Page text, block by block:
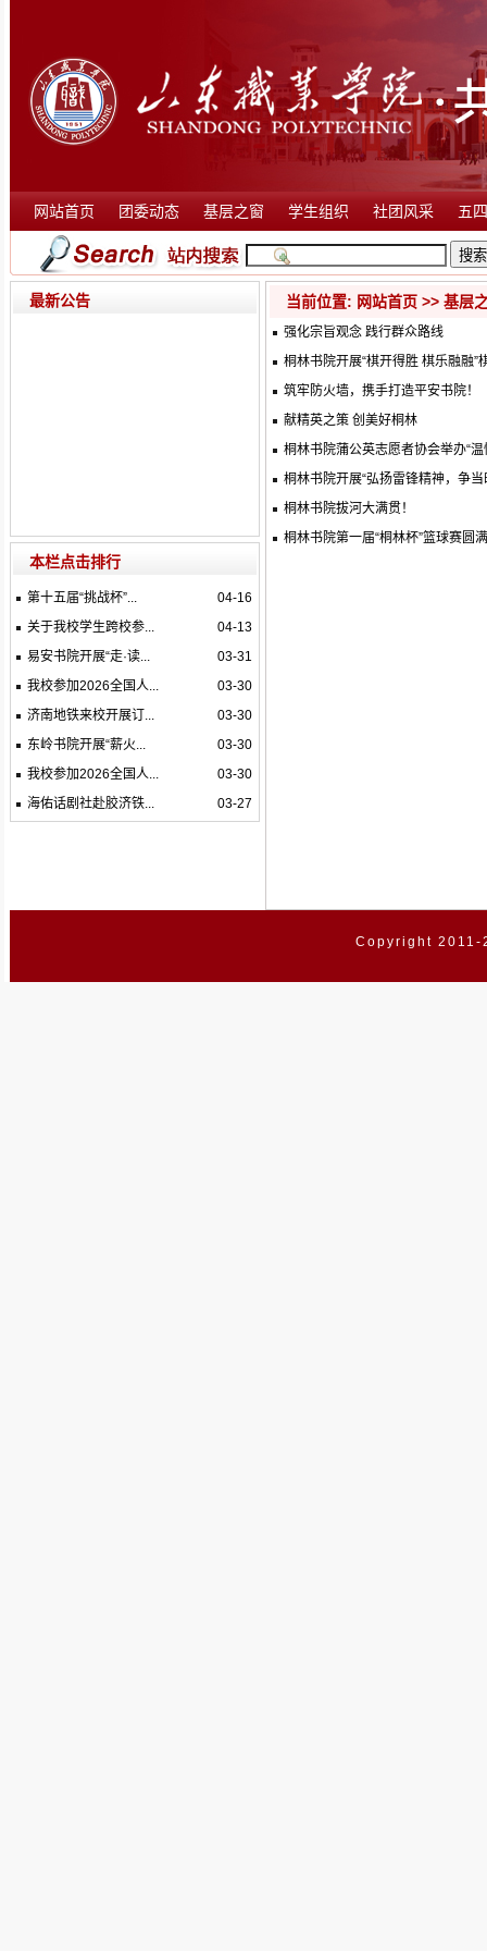
网站首页 团委动态 基层之窗 学生组织 社团风采 五
最新公告
本栏点击排行
第十五届“挑战杯”...
04-16
关于我校学生跨校参...
04-13
易安书院开展“走·读...
03-31
我校参加2026全国人...
03-30
济南地铁来校开展订...
03-30
东岭书院开展“薪火...
03-30
我校参加2026全国人...
03-30
海佑话剧社赴胶济铁...
03-27
当前位置: 网站首页 >> 基层
强化宗旨观念 践行群众路线
桐林书院开展“棋开得胜 棋乐融融”
筑牢防火墙，携手打造平安书院！
献精英之策 创美好桐林
桐林书院蒲公英志愿者协会举办“
桐林书院开展“弘扬雷锋精神，争当
桐林书院拔河大满贯！
桐林书院第一届“桐林杯”篮球赛圆
Copyright 2011-